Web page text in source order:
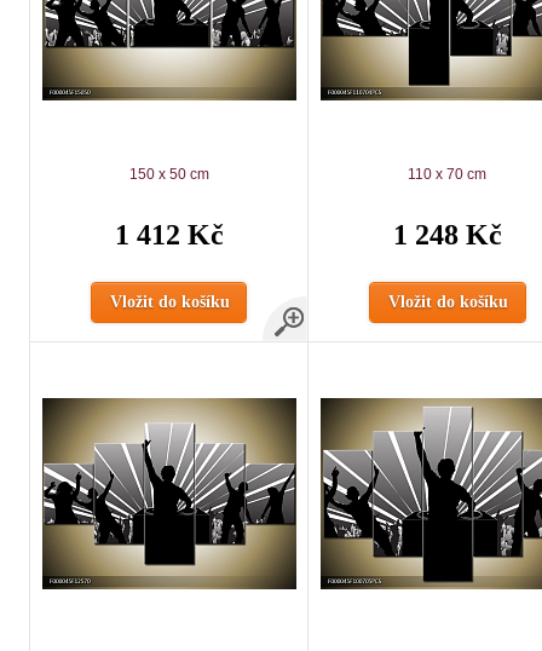
150 x 50 cm
1 412 Kč
Vložit do košíku
110 x 70 cm
1 248 Kč
Vložit do košíku